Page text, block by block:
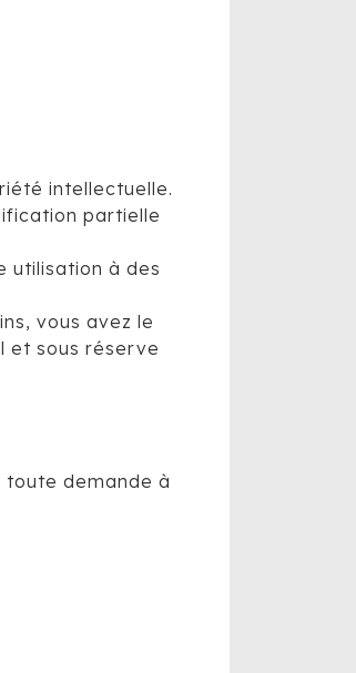
intellectuelle.
partielle
utilisation à des
vous avez le
et sous réserve
toute demande à